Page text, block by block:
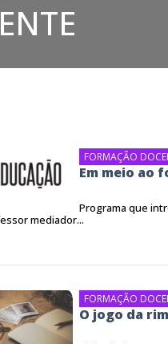
FORMAÇÃO
Em meio ao
Programa que
mediador...
FORMAÇÃO
O jogo da